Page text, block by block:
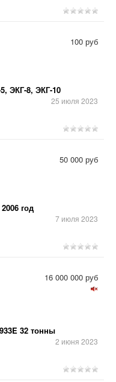
ЭКГ-8, ЭКГ-10
25 июля 2023
100 руб
год
7 июля 2023
50 000 руб
32 тонны
2 июня 2023
16 000 000 руб